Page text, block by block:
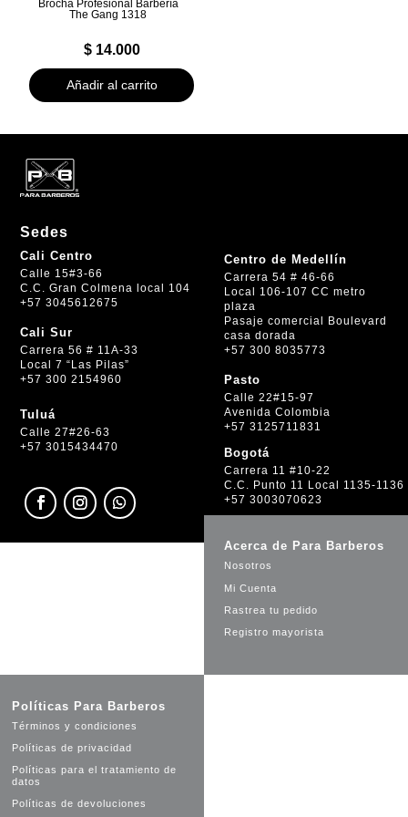
Brocha Profesional Barbería
The Gang 1318
$14.000
Añadir al carrito
Sedes
Cali Centro
Calle 15#3-66
C.C. Gran Colmena local 104
+57 3045612675
Cali Sur
Carrera 56 # 11A-33
Local 7 “Las Pilas”
+57 300 2154960
Tuluá
Calle 27#26-63
+57 3015434470
Centro de Medellín
Carrera 54 # 46-66
Local 106-107 CC metro
plaza
Pasaje comercial Boulevard
casa dorada
+57 300 8035773
Pasto
Calle 22#15-97
Avenida Colombia
+57 3125711831
Bogotá
Carrera 11 #10-22
C.C. Punto 11 Local 1135-1136
+57 3003070623
Acerca de Para Barberos
Nosotros
Mi Cuenta
Rastrea tu pedido
Registro mayorista
Políticas Para Barberos
Términos y condiciones
Políticas de privacidad
Políticas para el tratamiento de
datos
Políticas de devoluciones